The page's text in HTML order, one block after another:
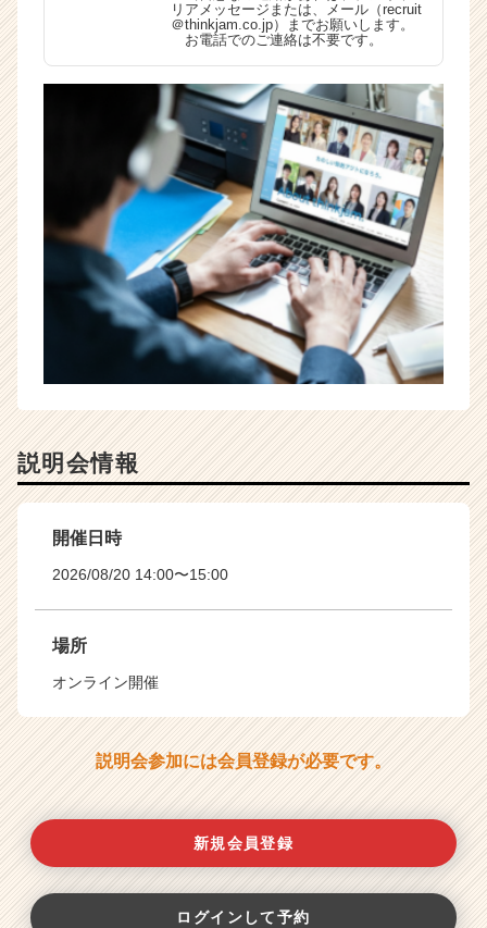
リアメッセージまたは、メール（recruit
＠thinkjam.co.jp）までお願いします。
お電話でのご連絡は不要です。
説明会情報
開催日時
2026/08/20 14:00〜15:00
場所
オンライン開催
説明会参加には会員登録が必要です。
新規会員登録
ログインして予約